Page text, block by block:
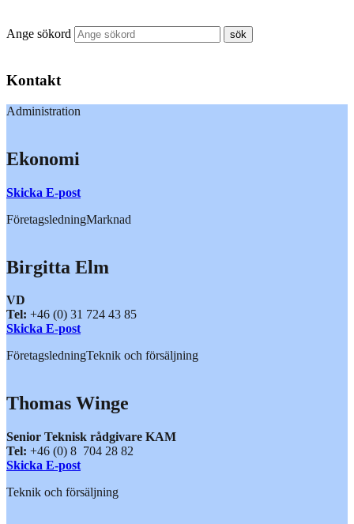
Ange sökord
Kontakt
Administration
Ekonomi
Skicka E-post
FöretagsledningMarknad
Birgitta Elm
VD
Tel: +46 (0) 31 724 43 85
Skicka E-post
FöretagsledningTeknik och försäljning
Thomas Winge
Senior Teknisk rådgivare KAM
Tel: +46 (0) 8 704 28 82
Skicka E-post
Teknik och försäljning